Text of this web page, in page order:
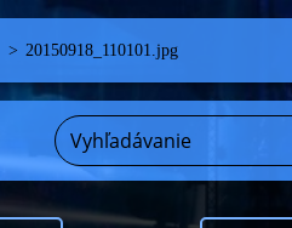
> 20150918_110101.jpg